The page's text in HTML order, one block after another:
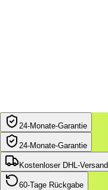
24‑Monate‑Garantie
24‑Monate‑Garantie
Kostenloser DHL-Versand
60-Tage Rückgabe